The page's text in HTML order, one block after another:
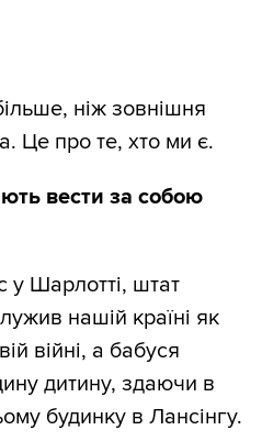
ніж зовнішня
Це про те, хто ми є.
вести за собою
у Шарлотті, штат
нашій країні як
війні, а бабуся
дитину, здаючи в
будинку в Лансінгу.